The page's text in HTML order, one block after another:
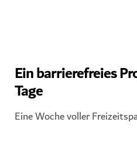
Ein barrierefreies
Tage
Eine Woche voller